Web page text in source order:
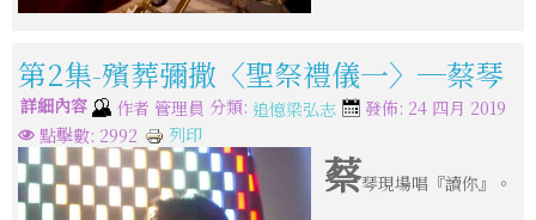
第2集-殯葬彌撒〈聖祭禮儀一〉─蔡琴
詳細內容 作者 管理員 分類: 追憶梁弘志
發佈: 24 四月 2019
點擊數: 2992
列印
蔡琴現場唱『讀你』。